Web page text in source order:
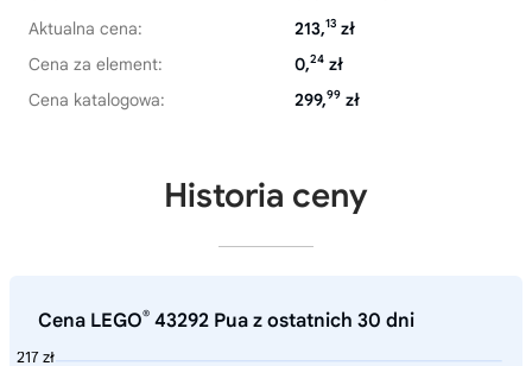
Aktualna cena:
213,13 zł
Cena za element:
0,24 zł
Cena katalogowa:
299,99 zł
Historia ceny
Cena LEGO® 43292 Pua z ostatnich 30 dni
217 zł